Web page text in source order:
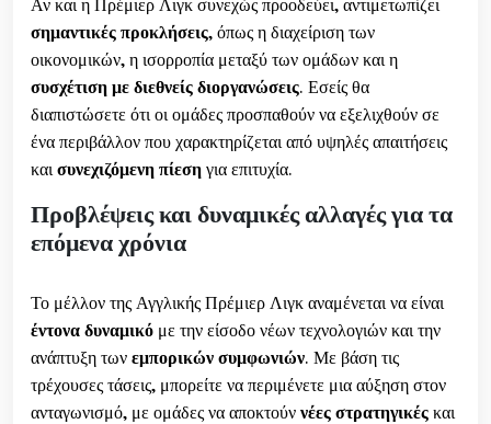
σημαντικές προκλήσεις, όπως η διαχείριση των
οικονομικών, η ισορροπία μεταξύ των ομάδων και η
συσχέτιση με διεθνείς διοργανώσεις. Εσείς θα
διαπιστώσετε ότι οι ομάδες προσπαθούν να εξελιχθούν σε
ένα περιβάλλον που χαρακτηρίζεται από υψηλές απαιτήσεις
και συνεχιζόμενη πίεσηγια επιτυχία.
Προβλέψεις και δυναμικές αλλαγές για τα
επόμενα χρόνια
Το μέλλον της Αγγλικής Πρέμιερ Λιγκ αναμένεται να είναι
έντονα δυναμικό με την είσοδο νέων τεχνολογιών και την
ανάπτυξη τωνεμπορικών συμφωνιών. Με βάση τις
τρέχουσες τάσεις, μπορείτε να περιμένετε μια αύξηση στον
ανταγωνισμό, με ομάδες να αποκτούννέες στρατηγικέςκαι